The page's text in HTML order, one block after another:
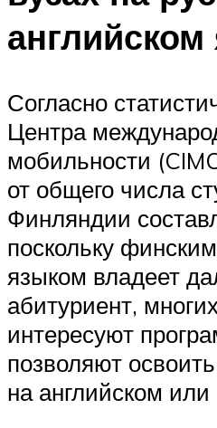
Согласно
Центра
мобильности
от общего числа
Финляндии
поскольку
языком владеет
абитуриент,
интересуют
позволяют
на английском или